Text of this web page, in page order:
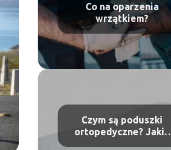
Co na oparzenia
wrzątkiem?
Czym są poduszki
ortopedyczne? Jakie